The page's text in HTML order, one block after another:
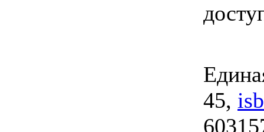
45,